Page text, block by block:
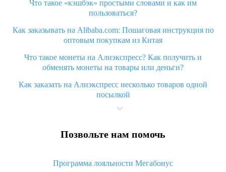
Что такое «кэшбэк» простыми словами и как им
пользоваться?
Как заказывать на Alibaba.com: Пошаговая инструкция по
оптовым покупкам из Китая
Что такое монеты на Алиэкспресс? Как получить и
обменять монеты на товары или деньги?
Как заказать на Алиэкспресс несколько товаров одной
посылкой
Что значит статус «Заказ закрыт» на Алиэкспресс и что
Что делать, если Алиэкспресс просит ввести паспортные
Как узнать, куда пришла посылка с Алиэкспресс
Позвольте нам помочь
Программа лояльности Мегабонус